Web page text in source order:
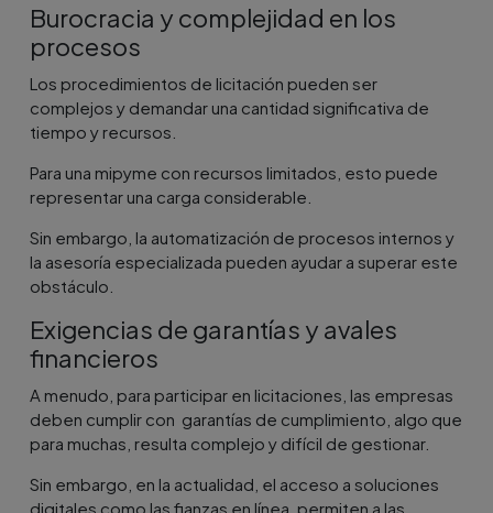
Burocracia y complejidad en los
procesos
Los procedimientos de licitación pueden ser
complejos y demandar una cantidad significativa de
tiempo y recursos.
Para una mipyme con recursos limitados, esto puede
representar una carga considerable.
Sin embargo, la automatización de procesos internos y
la asesoría especializada pueden ayudar a superar este
obstáculo.
Exigencias de garantías y avales
financieros
A menudo, para participar en licitaciones, las empresas
deben cumplir con garantías de cumplimiento, algo que
para muchas, resulta complejo y difícil de gestionar.
Sin embargo, en la actualidad, el acceso a soluciones
digitales como las fianzas en línea, permiten a las